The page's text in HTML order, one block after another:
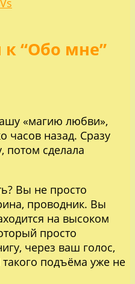
“Обо мне”
«магию любви»,
часов назад. Сразу
потом сделала
Вы не просто
проводник. Вы
на высоком
просто
через ваш голос,
подъёма уже не